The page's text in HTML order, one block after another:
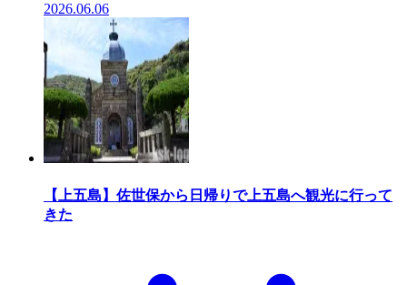
2026.06.06
【上五島】佐世保から日帰りで上五島へ観光に行って
きた